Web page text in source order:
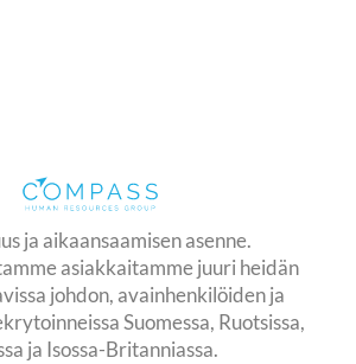
ja aikaansaamisen asenne.
asiakkaitamme juuri heidän
johdon, avainhenkilöiden ja
Suomessa, Ruotsissa,
ja Isossa-Britanniassa.